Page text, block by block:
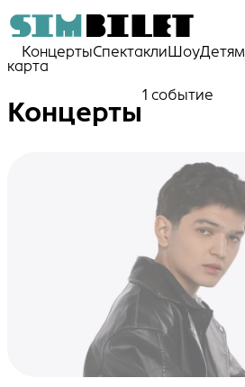
КонцертыСпектакли ШоуДетям
карта
Концерты
1 событие